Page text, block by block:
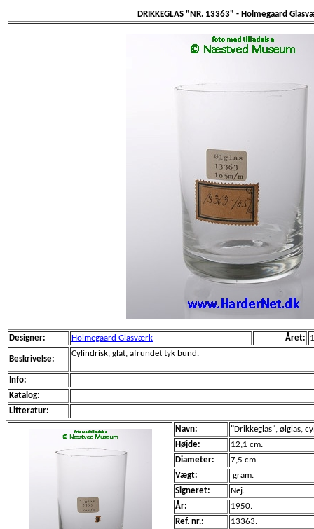
DRIKKEGLAS "NR. 13363" - Holmegaard
Designer: Holmegaard Glasværk Året:
Beskrivelse:
Cylindrisk, glat, afrundet tyk bund.
Info:
Katalog:
Litteratur:
Navn:
"Drikkeglas", ølglas,
Højde:
12,1 cm.
Diameter:
7,5 cm.
Vægt:
gram.
Signeret:
Nej.
År:
1950.
Ref. nr.:
13363.